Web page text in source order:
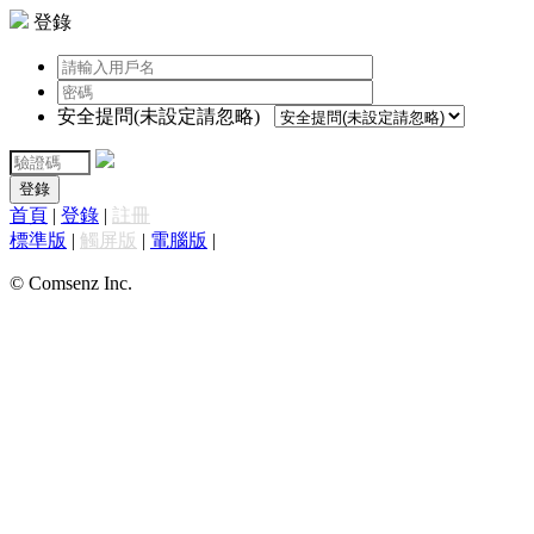
登錄
安全提問(未設定請忽略)
登錄
首頁 | 登錄 | 註冊
標準版 | 觸屏版 | 電腦版 |
© Comsenz Inc.